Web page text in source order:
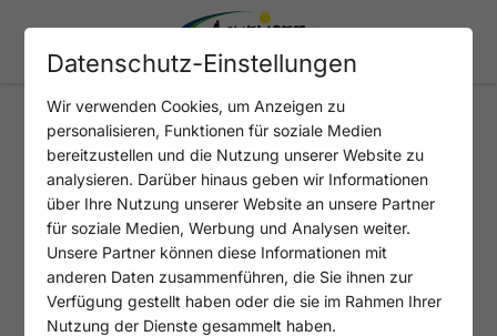
HÄUFIG GESTELLTE FRAGEN
FAQS
Datenschutz-Einstellungen
Wir verwenden Cookies, um Anzeigen zu
personalisieren, Funktionen für soziale Medien
bereitzustellen und die Nutzung unserer Website zu
analysieren. Darüber hinaus geben wir Informationen
über Ihre Nutzung unserer Website an unsere Partner
für soziale Medien, Werbung und Analysen weiter.
Unsere Partner können diese Informationen mit
anderen Daten zusammenführen, die Sie ihnen zur
Verfügung gestellt haben oder die sie im Rahmen Ihrer
Nutzung der Dienste gesammelt haben.